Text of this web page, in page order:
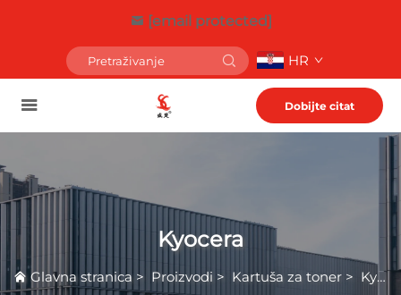
[email protected]
HR
Dobijte citat
Kyocera
Glavna stranica > Proizvodi > Kartuša za toner > Kyocera